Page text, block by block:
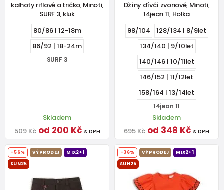
kalhoty riflové a tričko, Minoti,
SURF 3, kluk
80/86 | 12-18m
86/92 | 18-24m
SURF 3
Skladem
509 Kč od 200 Kč s DPH
Džíny dívčí zvonové, Minoti,
14jean 11, Holka
98/104
128/134 | 8/9let
134/140 | 9/10let
140/146 | 10/11let
146/152 | 11/12let
158/164 | 13/14let
14jean 11
Skladem
695 Kč od 348 Kč s DPH
-56% VÝPRODEJ
MIX2+1
SUN25
-36% VÝPRODEJ
MIX2+1
SUN25